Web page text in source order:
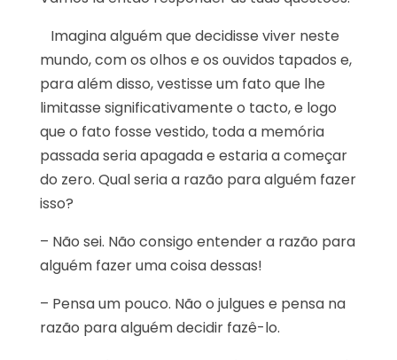
Imagina alguém que decidisse viver neste
mundo, com os olhos e os ouvidos tapados e,
para além disso, vestisse um fato que lhe
limitasse significativamente o tacto, e logo
que o fato fosse vestido, toda a memória
passada seria apagada e estaria a começar
do zero. Qual seria a razão para alguém fazer
isso?
– Não sei. Não consigo entender a razão para
alguém fazer uma coisa dessas!
– Pensa um pouco. Não o julgues e pensa na
razão para alguém decidir fazê-lo.